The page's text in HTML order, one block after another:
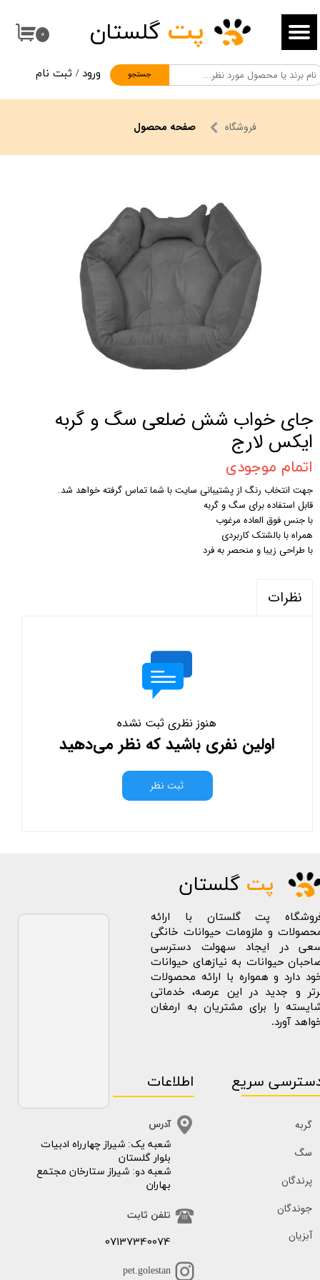
۰
جستجو
پت گلستان
ورود / ثبت نام
حساب کاربری من
تغییر گذر واژه
سفارشات
خروج از حساب کاربری
فروشگاه صفحه محصول
جای خواب شش ضلعی سگ و گربه
ایکس لارج
اتمام موجودی
جهت انتخاب رنگ از پشتیبانی سایت با شما تماس گرفته خواهد شد.
قابل استفاده برای سگ و گربه
با جنس فوق العاده مرغوب
همراه با بالشتک کاربردی
با طراحی زیبا و منحصر به فرد
نظرات
هنوز نظری ثبت نشده
اولین نفری باشید که نظر می‌دهید
ثبت نظر
پت گلستان
پت گلستان با ارائه
و ملزومات حیوانات خانگی
در ایجاد سهولت دسترسی
حیوانات به نیازهای حیوانات
دارد و همواره با ارائه محصولات
و جدید در این عرصه، خدماتی
را برای مشتریان به ارمغان
آورد.
سریع
گربه
سگ
پرندگان
جوندگان
آبزیان
​​شعبه یک: شیراز چهارراه ادبیات
بلوار گلستان
شعبه دو: شیراز ستارخان مجتمع
بهاران
اطلاعات
آدرس
تلفن ثابت
07137340074
pet.golestan